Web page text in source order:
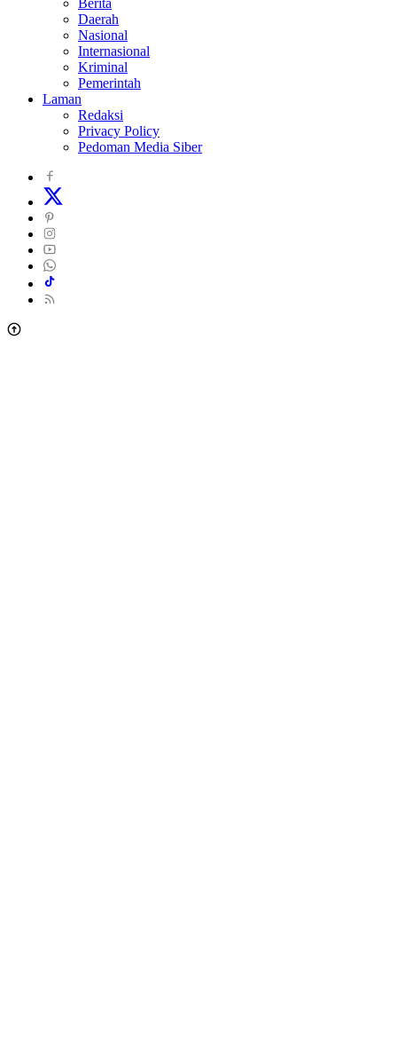
Daerah
Nasional
Internasional
Kriminal
Pemerintah
Laman
Redaksi
Privacy Policy
Pedoman Media Siber